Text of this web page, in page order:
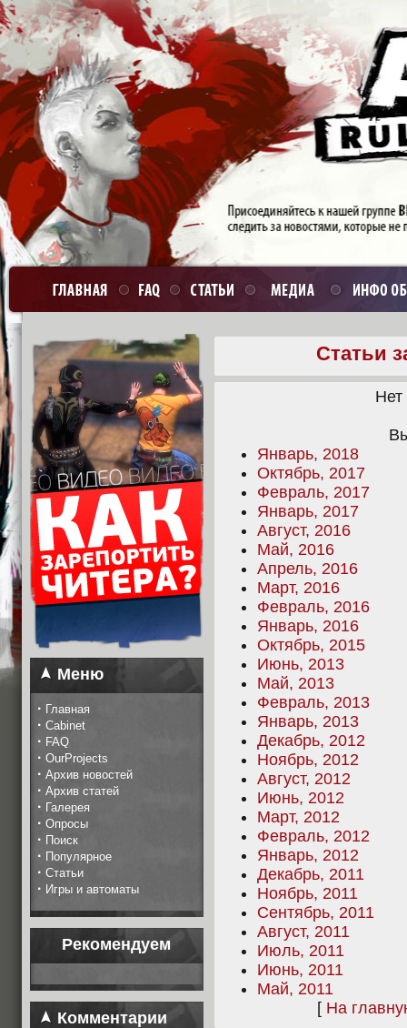
Меню
· Главная
· Cabinet
· FAQ
· OurProjects
· Архив новостей
· Архив статей
· Галерея
· Опросы
· Поиск
· Популярное
· Статьи
· Игры и автоматы
Рекомендуем
Комментарии
Статьи
Нет
Январь, 2018
Октябрь, 2017
Февраль, 2017
Январь, 2017
Август, 2016
Май, 2016
Апрель, 2016
Март, 2016
Февраль, 2016
Январь, 2016
Октябрь, 2015
Июнь, 2013
Май, 2013
Февраль, 2013
Январь, 2013
Декабрь, 2012
Ноябрь, 2012
Август, 2012
Июнь, 2012
Март, 2012
Февраль, 2012
Январь, 2012
Декабрь, 2011
Ноябрь, 2011
Сентябрь, 2011
Август, 2011
Июль, 2011
Июнь, 2011
Май, 2011
[ На